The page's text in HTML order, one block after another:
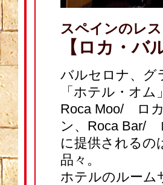
スペインのレ
【ロカ・バ
バルセロナ、グ
「ホテル・オ
Roca Moo/ ロ
ン、Roca Bar/
に提供されるの
品々。
ホテルのルーム